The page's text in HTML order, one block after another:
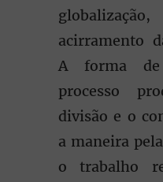
acirramento
A forma de
processo
divisão e o
a maneira
o trabalho